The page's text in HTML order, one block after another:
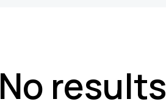
No results